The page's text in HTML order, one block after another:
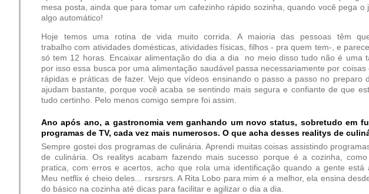
mesa posta, ainda que para tomar um cafezinho rápido sozinha, quando você pega o
algo automático!
Hoje temos uma rotina de vida muito corrida. A maioria das pessoas têm
trabalho com atividades domésticas, atividades físicas, filhos - pra quem tem-, e
só tem 12 horas. Encaixar alimentação do dia a dia no meio disso tudo não é uma
por isso essa busca por uma alimentação saudável passa necessariamente por coisas
rápidas e práticas de fazer. Vejo que vídeos ensinando o passo a passo no preparo
ajudam bastante, porque você acaba se sentindo mais segura e confiante de que
tudo certinho. Pelo menos comigo sempre foi assim.
Ano após ano, a gastronomia vem ganhando um novo status, sobretudo em
programas de TV, cada vez mais numerosos. O que acha desses realitys de
Sempre gostei dos programas de culinária. Aprendi muitas coisas assistindo
de culinária. Os realitys acabam fazendo mais sucesso porque é a cozinha,
pratica, com erros e acertos, acho que rola uma identificação quando a gente está
Meu netflix é cheio deles... rsrsrsrs. A Rita Lobo para mim é a melhor, ela ensina
do básico na cozinha até dicas para facilitar e agilizar o dia a dia.